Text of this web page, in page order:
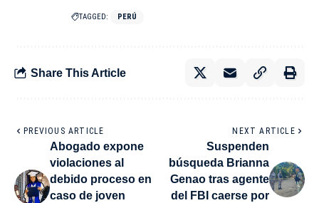
TAGGED: PERÚ
Share This Article
PREVIOUS ARTICLE
Abogado expone
violaciones al
debido proceso en
caso de joven
NEXT ARTICLE
Suspenden
búsqueda Brianna
Genao tras agente
del FBI caerse por